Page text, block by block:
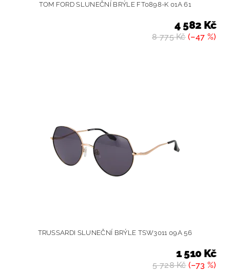
TOM FORD SLUNEČNÍ BRÝLE FT0898-K 01A 61
8 775 Kč(–47 %)
4 582 Kč
TRUSSARDI SLUNEČNÍ BRÝLE TSW3011 09A 56
5 728 Kč(–73 %)
1 510 Kč